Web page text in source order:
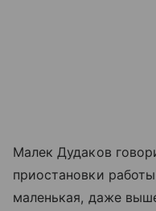
Малек Дудаков
приостановки
маленькая, даже